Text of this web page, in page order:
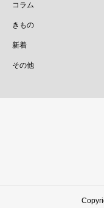
コラム
きもの
新着
その他